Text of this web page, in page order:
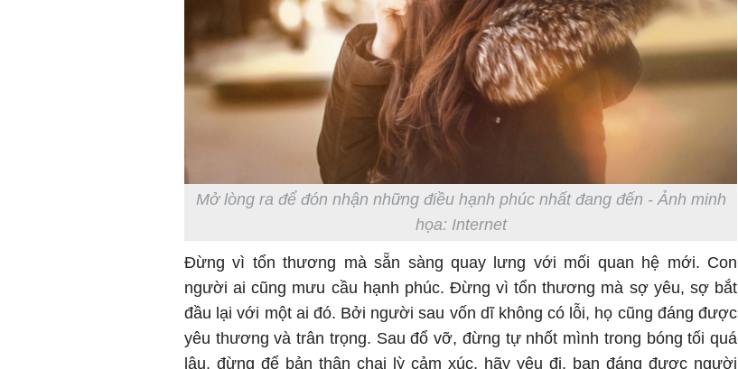
Mở lòng ra để đón nhận những điều hạnh phúc nhất đang đến - Ảnh minh
họa: Internet
Đừng vì tổn thương mà sẵn sàng quay lưng với mối quan hệ mới. Con
người ai cũng mưu cầu hạnh phúc. Đừng vì tổn thương mà sợ yêu, sợ bắt
đầu lại với một ai đó. Bởi người sau vốn dĩ không có lỗi, họ cũng đáng được
yêu thương và trân trọng. Sau đổ vỡ, đừng tự nhốt mình trong bóng tối quá
lâu, đừng để bản thân chai lỳ cảm xúc, hãy yêu đi, bạn đáng được người